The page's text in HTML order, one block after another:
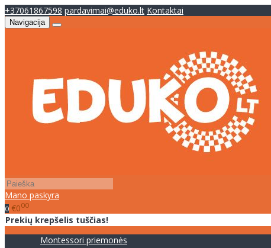
+37061867598 pardavimai@eduko.lt Kontaktai
Navigacija
Mano paskyra
0 €000
Prekių krepšelis tuščias!
Montessori priemonės